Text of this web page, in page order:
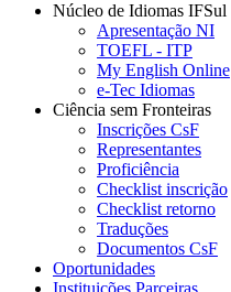
Núcleo de Idiomas IFSul
Apresentação NI
TOEFL - ITP
My English Online
e-Tec Idiomas
Ciência sem Fronteiras
Inscrições CsF
Representantes
Proficiência
Checklist inscrição
Checklist retorno
Traduções
Documentos CsF
Oportunidades